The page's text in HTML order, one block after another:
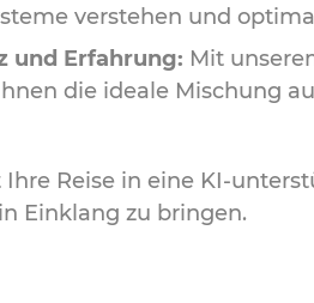
verstehen und
und Erfahrung: Mit
die ideale Mischung
Ihre Reise in eine KI-
Einklang zu bringen.